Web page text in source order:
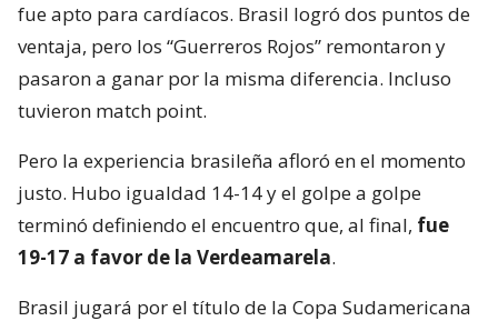
fue apto para cardíacos. Brasil logró dos puntos de
ventaja, pero los “Guerreros Rojos” remontaron y
pasaron a ganar por la misma diferencia. Incluso
tuvieron match point.
Pero la experiencia brasileña afloró en el momento
justo. Hubo igualdad 14-14 y el golpe a golpe
terminó definiendo el encuentro que, al final, fue
19-17 a favor de la Verdeamarela.
Brasil jugará por el título de la Copa Sudamericana